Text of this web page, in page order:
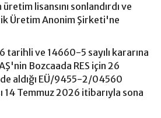
lisansını sonlandırdı ve
Üretim Anonim Şirketi'ne
tarihli ve 14660-5 sayılı kararına
Bozcaada RES için 26
aldığı EÜ/9455-2/04560
14 Temmuz 2026 itibarıyla sona